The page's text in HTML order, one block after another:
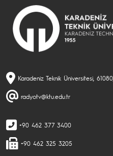
Karadeniz Teknik Üniversitesi,
radyotv@ktu.edu.tr
+90 462 377 3400
+90 462 325 3205